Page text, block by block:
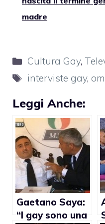
madre
Categorie
Cultura Gay,
Tag
interviste gay,
Leggi Anche:
Gaetano Saya:
“I gay sono una